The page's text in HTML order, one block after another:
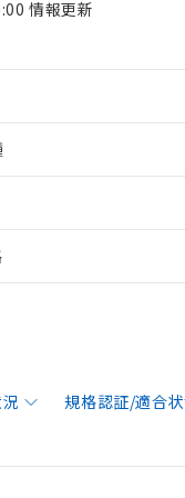
情報更新
規格認証/適合